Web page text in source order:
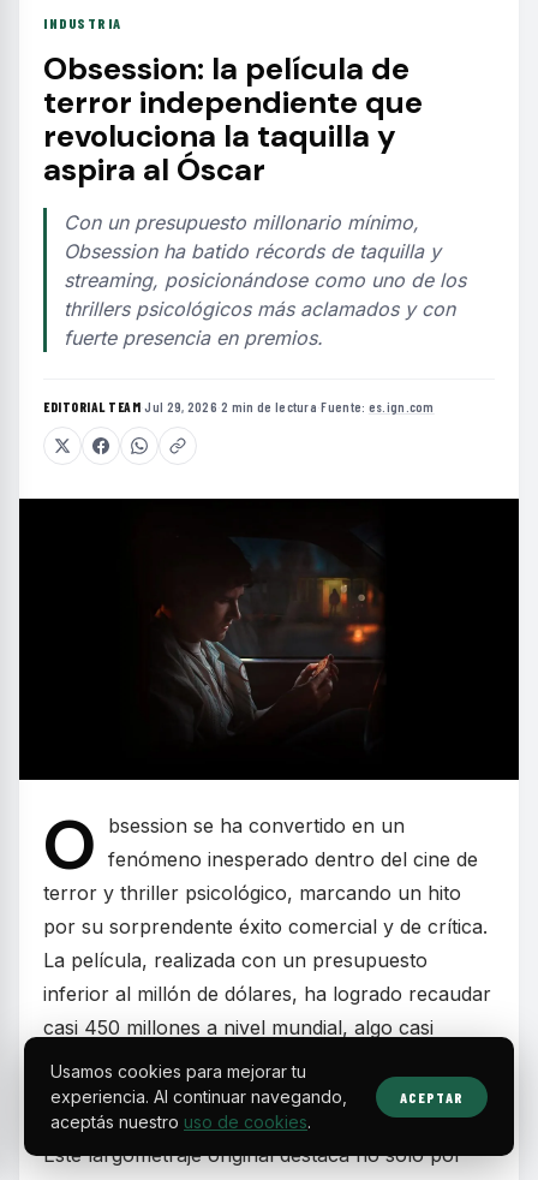
INDUSTRIA
Obsession: la película de
terror independiente que
revoluciona la taquilla y
aspira al Óscar
Con un presupuesto millonario mínimo,
Obsession ha batido récords de taquilla y
streaming, posicionándose como uno de los
thrillers psicológicos más aclamados y con
fuerte presencia en premios.
EDITORIAL TEAM·Jul 29, 2026·2 min de lectura·Fuente: es.ign.com
O
bsession se ha convertido en un
fenómeno inesperado dentro del cine de
terror y thriller psicológico, marcando un hito
por su sorprendente éxito comercial y de crítica.
La película, realizada con un presupuesto
inferior al millón de dólares, ha logrado recaudar
casi 450 millones a nivel mundial, algo casi
inaudito para una producción independiente
dentro del género.
Este largometraje original destaca no solo por
Usamos cookies para mejorar tu
experiencia. Al continuar navegando,
aceptás nuestro uso de cookies.
ACEPTAR